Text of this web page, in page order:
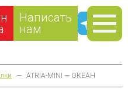
Написать
нам
— ATRIA-MINI — ОКЕАН